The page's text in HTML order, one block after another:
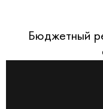
Бюджетный